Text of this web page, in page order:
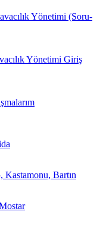
Yönetimi (Soru-
Yönetimi Giriş
Kastamonu, Bartın